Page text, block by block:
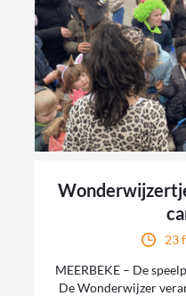
23
MEERBEKE – De
De Wonderwijzer